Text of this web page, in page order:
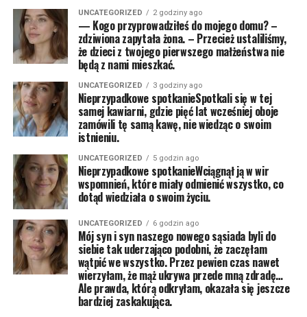
UNCATEGORIZED 2 godziny ago
— Kogo przyprowadziłeś do mojego domu? –
zdziwiona zapytała żona. – Przecież ustaliliśmy,
że dzieci z twojego pierwszego małżeństwa nie
będą z nami mieszkać.
UNCATEGORIZED 3 godziny ago
Nieprzypadkowe spotkanieSpotkali się w tej
samej kawiarni, gdzie pięć lat wcześniej oboje
zamówili tę samą kawę, nie wiedząc o swoim
istnieniu.
UNCATEGORIZED 5 godzin ago
Nieprzypadkowe spotkanieWciągnął ją w wir
wspomnień, które miały odmienić wszystko, co
dotąd wiedziała o swoim życiu.
UNCATEGORIZED 6 godzin ago
Mój syn i syn naszego nowego sąsiada byli do
siebie tak uderzająco podobni, że zaczęłam
wątpić we wszystko. Przez pewien czas nawet
wierzyłam, że mąż ukrywa przede mną zdradę…
Ale prawda, którą odkryłam, okazała się jeszcze
bardziej zaskakująca.